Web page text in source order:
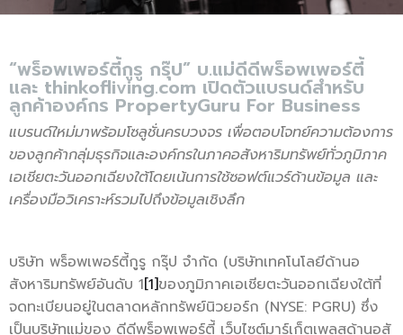
“พร็อพเพอร์ตี้กูรู กรุ๊ป” บ.แม่ดีดีพร็อพเพอร์ตี้
และ thinkofliving.com เปิดตัวแบรนด์สำหรับ
ลูกค้าองค์กร PropertyGuru For Business
แบรนด์ใหม่มาพร้อมโซลูชั่นครบวงจร เพื่อตอบโจทย์ความต้องการ
ของลูกค้ากลุ่มธุรกิจและองค์กรในภาคอสังหาริมทรัพย์ทั่วภูมิภาค
เอเชียตะวันออกเฉียงใต้โดยเน้นการใช้ซอฟต์แวร์ด้านข้อมูล และ
เครื่องมือวิเคราะห์รวมไปถึงข้อมูลเชิงลึก
บริษัท พร็อพเพอร์ตี้กูรู กรุ๊ป จำกัด (บริษัทเทคโนโลยีด้านอ
สังหาริมทรัพย์อันดับ 1[1]ของภูมิภาคเอเชียตะวันออกเฉียงใต้ที่
จดทะเบียนอยู่ในตลาดหลักทรัพย์นิวยอร์ก (NYSE: PGRU) ซึ่ง
เป็นบริษัทแม่ของ ดีดีพร็อพเพอร์ตี้ เว็บไซต์มาร์เก็ตเพลสด้านอสั